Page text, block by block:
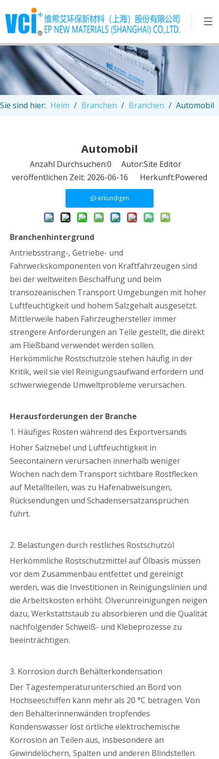
Sie sind hier: Heim / Branchen / Branchen / Automobil
Automobil
Anzahl Durchsuchen:0 Autor:Site Editor
veröffentlichen Zeit: 2026-06-16 Herkunft:Powered
erkundigen
Branchenhintergrund
Antriebsstrang-, Getriebe- und
Fahrwerkskomponenten von Kraftfahrzeugen sind
bei der weltweiten Beschaffung und beim
transozeanischen Transport Umgebungen mit hoher
Luftfeuchtigkeit und hohem Salzgehalt ausgesetzt.
Mittlerweile haben Fahrzeughersteller immer
strengere Anforderungen an Teile gestellt, die direkt
am Fließband verwendet werden sollen.
Herkömmliche Rostschutzöle stehen häufig in der
Kritik, weil sie viel Reinigungsaufwand erfordern und
schwerwiegende Umweltprobleme verursachen.
Herausforderungen der Branche
1. Häufiges Rosten während des Exportversands
Hoher Salznebel und Luftfeuchtigkeit in
Seecontainern verursachen innerhalb weniger
Wochen nach dem Transport sichtbare Rostflecken
auf Metallteilen, was zu Hafenabweisungen,
Rücksendungen und Schadensersatzansprüchen
führt.
2. Belastungen durch restliches Rostschutzöl
Herkömmliche Rostschutzmittel auf Ölbasis müssen
vor dem Zusammenbau entfettet und gereinigt
werden, was die Investitionen in Reinigungslinien und
die Arbeitskosten erhöht. Ölverunreinigungen neigen
dazu, Werkstattstaub zu absorbieren und die Qualität
nachfolgender Schweiß- und Klebeprozesse zu
beeinträchtigen.
3. Korrosion durch Behälterkondensation
Der Tagestemperaturunterschied an Bord von
Hochseeschiffen kann mehr als 20 °C betragen. Von
den Behälterinnenwänden tropfendes
Kondenswasser löst örtliche elektrochemische
Korrosion an Teilen aus, insbesondere an
Gewindelöchern, Spalten und anderen Blindstellen.